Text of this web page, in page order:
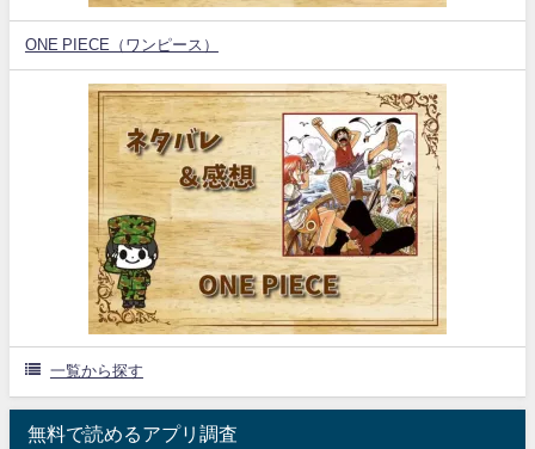
ONE PIECE（ワンピース）
一覧から探す
無料で読めるアプリ調査